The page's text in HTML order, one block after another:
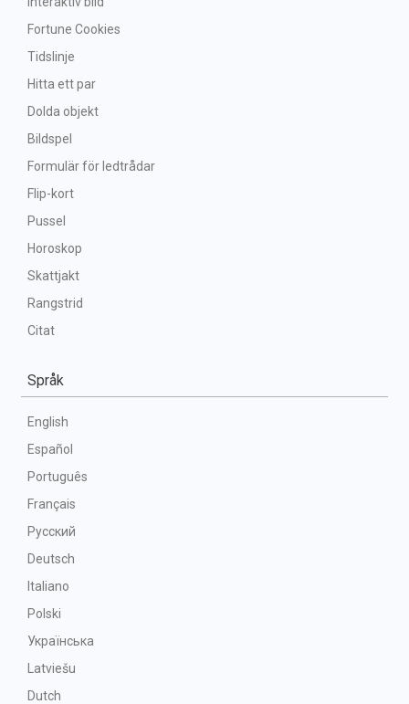
Fortune Cookies
Tidslinje
Hitta ett par
Dolda objekt
Bildspel
Formulär för ledtrådar
Flip-kort
Pussel
Horoskop
Skattjakt
Rangstrid
Citat
Språk
English
Español
Português
Français
Русский
Deutsch
Italiano
Polski
Українська
Latviešu
Dutch